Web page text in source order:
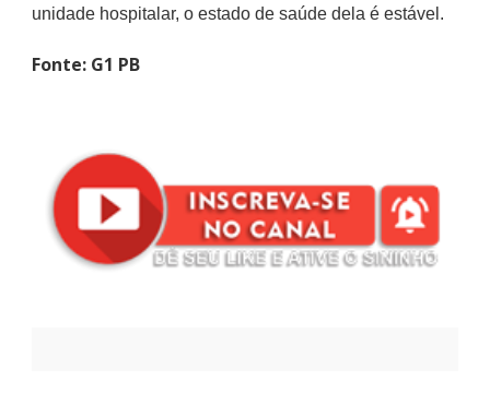
unidade hospitalar, o estado de saúde dela é estável.
Fonte: G1 PB